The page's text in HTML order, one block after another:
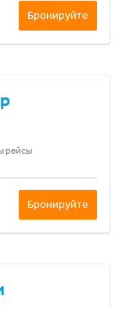
Бронируйте
рейсы
Бронируйте